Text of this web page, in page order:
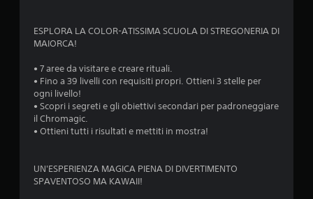
ESPLORA LA COLOR-ATISSIMA SCUOLA DI STREGONERIA DI
MAIORCA!
• 7 aree da visitare e creare rituali.
• Fino a 39 livelli con requisiti propri. Ottieni 3 stelle per
ogni livello!
• Scopri i segreti e gli obiettivi secondari per padroneggiare
il Chromagic.
• Ottieni tutti i risultati e mettiti in mostra!
UN'ESPERIENZA MAGICA PIENA DI DIVERTIMENTO
SPAVENTOSO MA KAWAII!